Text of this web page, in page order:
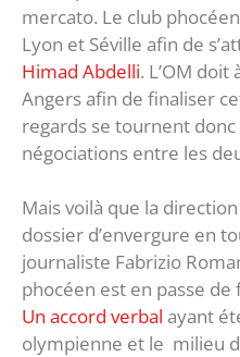
mercato. Le club
Lyon et Séville afin de
Himad Abdelli. L’OM doit
Angers afin de finaliser
regards se tournent donc
négociations entre les
Mais voilà que la
dossier d’envergure en
journaliste Fabrizio
phocéen est en passe de
Un accord verbal ayant
olympienne et le milieu